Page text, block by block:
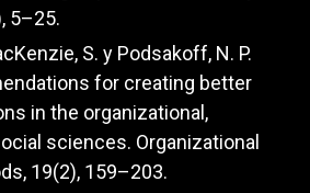
5–25.
S. y Podsakoff, N. P.
for creating better
in the organizational,
sciences. Organizational
19(2), 159–203.